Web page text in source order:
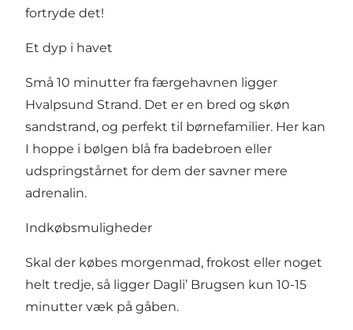
fortryde det!
Et dyp i havet
Små 10 minutter fra færgehavnen ligger
Hvalpsund Strand. Det er en bred og skøn
sandstrand, og perfekt til børnefamilier. Her kan
I hoppe i bølgen blå fra badebroen eller
udspringstårnet for dem der savner mere
adrenalin.
Indkøbsmuligheder
Skal der købes morgenmad, frokost eller noget
helt tredje, så ligger Dagli’ Brugsen kun 10-15
minutter væk på gåben.